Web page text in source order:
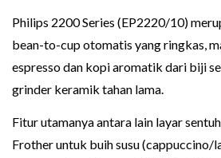
Philips 2200 Series (EP2220/10)
bean-to-cup otomatis yang ringkas,
espresso dan kopi aromatik dari biji
grinder keramik tahan lama.
Fitur utamanya antara lain layar
Frother untuk buih susu (cappuccino/